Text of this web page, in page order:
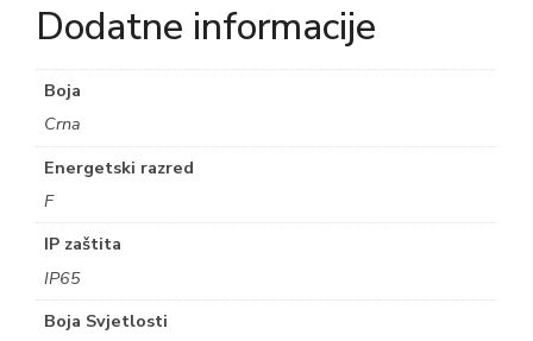
Dodatne informacije
Boja
Crna
Energetski razred
F
IP zaštita
IP65
Boja Svjetlosti